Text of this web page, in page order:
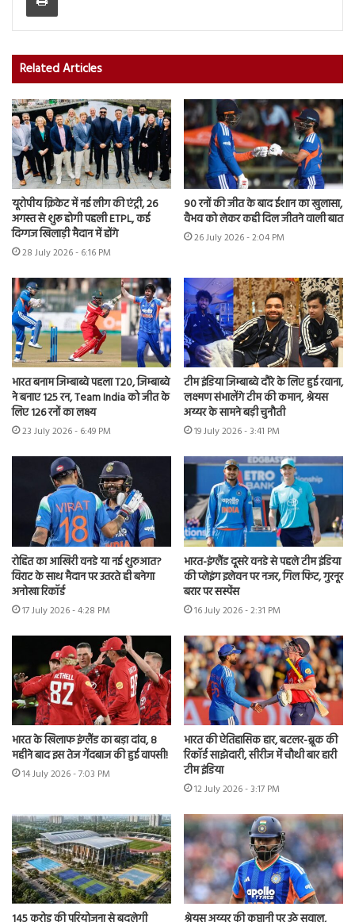
Related Articles
यूरोपीय क्रिकेट में नई लीग की एंट्री, 26
अगस्त से शुरू होगी पहली ETPL, कई
दिग्गज खिलाड़ी मैदान में होंगे
28 July 2026 - 6:16 PM
90 रनों की जीत के बाद ईशान का खुलासा,
वैभव को लेकर कही दिल जीतने वाली बात
26 July 2026 - 2:04 PM
भारत बनाम जिम्बाब्वे पहला T20, जिम्बाब्वे
ने बनाए 125 रन, Team India को जीत के
लिए 126 रनों का लक्ष्य
23 July 2026 - 6:49 PM
टीम इंडिया जिम्बाब्वे दौरे के लिए हुई रवाना,
लक्ष्मण संभालेंगे टीम की कमान, श्रेयस
अय्यर के सामने बड़ी चुनौती
19 July 2026 - 3:41 PM
रोहित का आखिरी वनडे या नई शुरुआत?
विराट के साथ मैदान पर उतरते ही बनेगा
अनोखा रिकॉर्ड
17 July 2026 - 4:28 PM
भारत-इंग्लैंड दूसरे वनडे से पहले टीम इंडिया
की प्लेइंग इलेवन पर नजर, गिल फिट, गुरनूर
बरार पर सस्पेंस
16 July 2026 - 2:31 PM
भारत के खिलाफ इंग्लैंड का बड़ा दांव, 8
महीने बाद इस तेज गेंदबाज की हुई वापसी!
14 July 2026 - 7:03 PM
भारत की ऐतिहासिक हार, बटलर-ब्रूक की
रिकॉर्ड साझेदारी, सीरीज में चौथी बार हारी
टीम इंडिया
12 July 2026 - 3:17 PM